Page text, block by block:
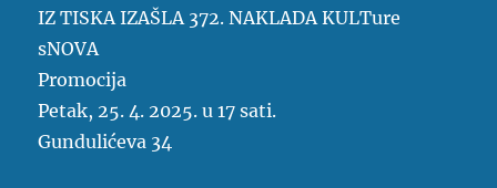
IZ TISKA IZAŠLA 372. NAKLADA KULTure
sNOVA
Promocija
Petak, 25. 4. 2025. u 17 sati.
Gundulićeva 34